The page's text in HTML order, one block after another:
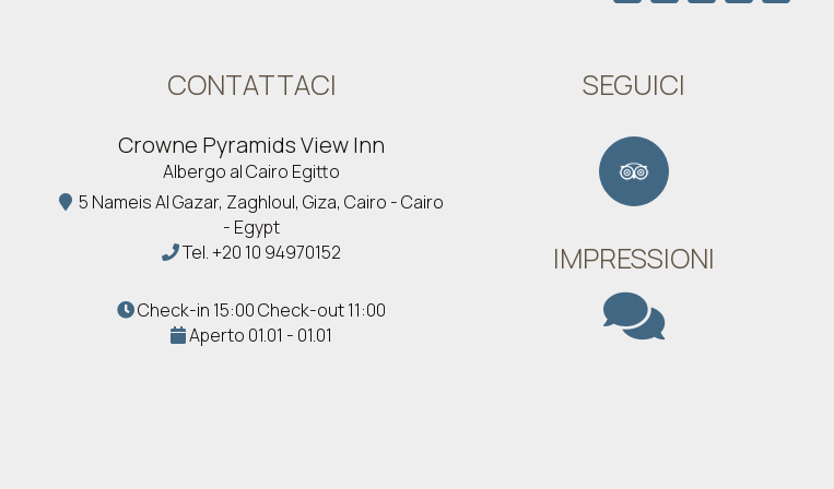
CONTATTACI
Crowne Pyramids View Inn
Albergo al Cairo Egitto
5 Nameis Al Gazar, Zaghloul, Giza, Cairo - Cairo
- Egypt
Tel.+20 10 94970152
Check-in 15:00 Check-out 11:00
Aperto 01.01 - 01.01
SEGUICI
IMPRESSIONI